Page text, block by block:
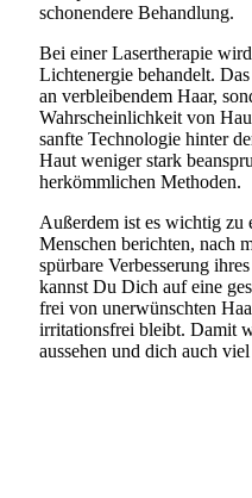
schonendere Behandlung.
Bei einer Lasertherapie
Lichtenergie behandelt.
an verbleibendem Haar,
Wahrscheinlichkeit von
sanfte Technologie hinter
Haut weniger stark
herkömmlichen Methoden.
Außerdem ist es wichtig zu
Menschen berichten, nach
spürbare Verbesserung
kannst Du Dich auf eine
frei von unerwünschten
irritationsfrei bleibt. Damit
aussehen und dich auch